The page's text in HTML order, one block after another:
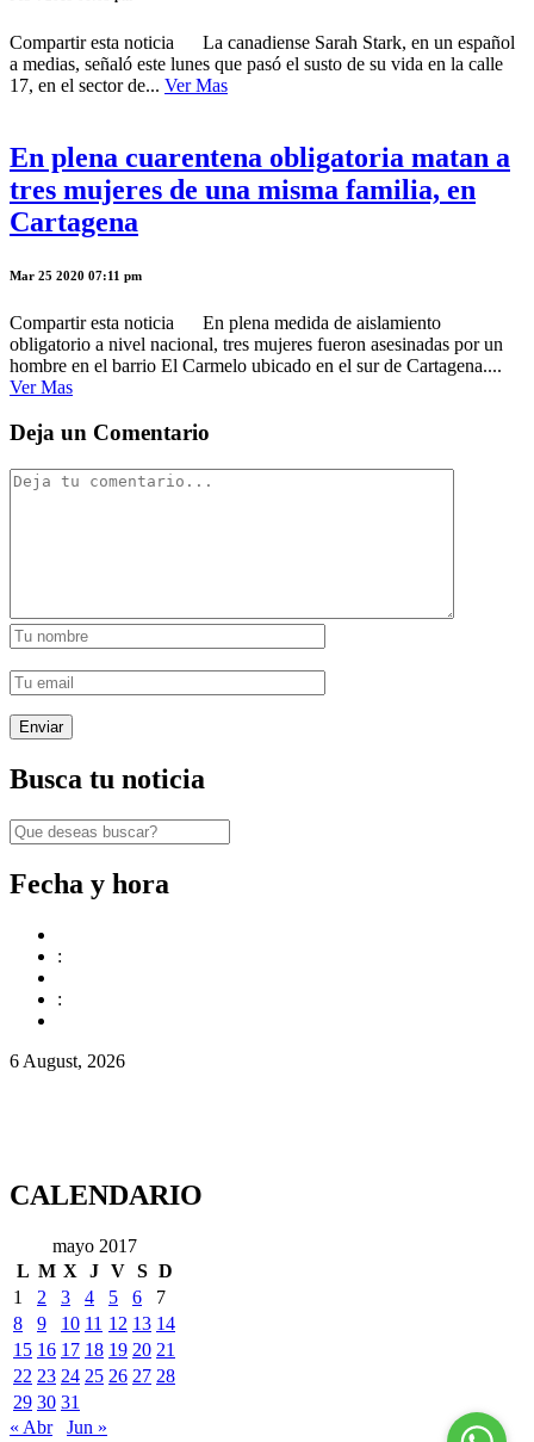
Compartir esta noticia La canadiense Sarah Stark, en un español
a medias, señaló este lunes que pasó el susto de su vida en la calle
17, en el sector de... Ver Mas
En plena cuarentena obligatoria matan a
tres mujeres de una misma familia, en
Cartagena
Mar 25 2020 07:11 pm
Compartir esta noticia En plena medida de aislamiento
obligatorio a nivel nacional, tres mujeres fueron asesinadas por un
hombre en el barrio El Carmelo ubicado en el sur de Cartagena....
Ver Mas
Deja un Comentario
Busca tu noticia
Fecha y hora
:
:
6 August, 2026
CALENDARIO
mayo 2017
L M X J V S D
1
2 3 4 5 6
7
8
9 10 11 12 13 14
15 16 17 18 19 20 21
22 23 24 25 26 27 28
29 30 31
« Abr
Jun »